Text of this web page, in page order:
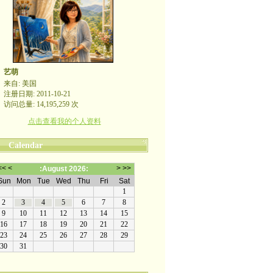
艺萌
来自: 美国
注册日期: 2011-10-21
访问总量: 14,195,259 次
点击查看我的个人资料
Calendar